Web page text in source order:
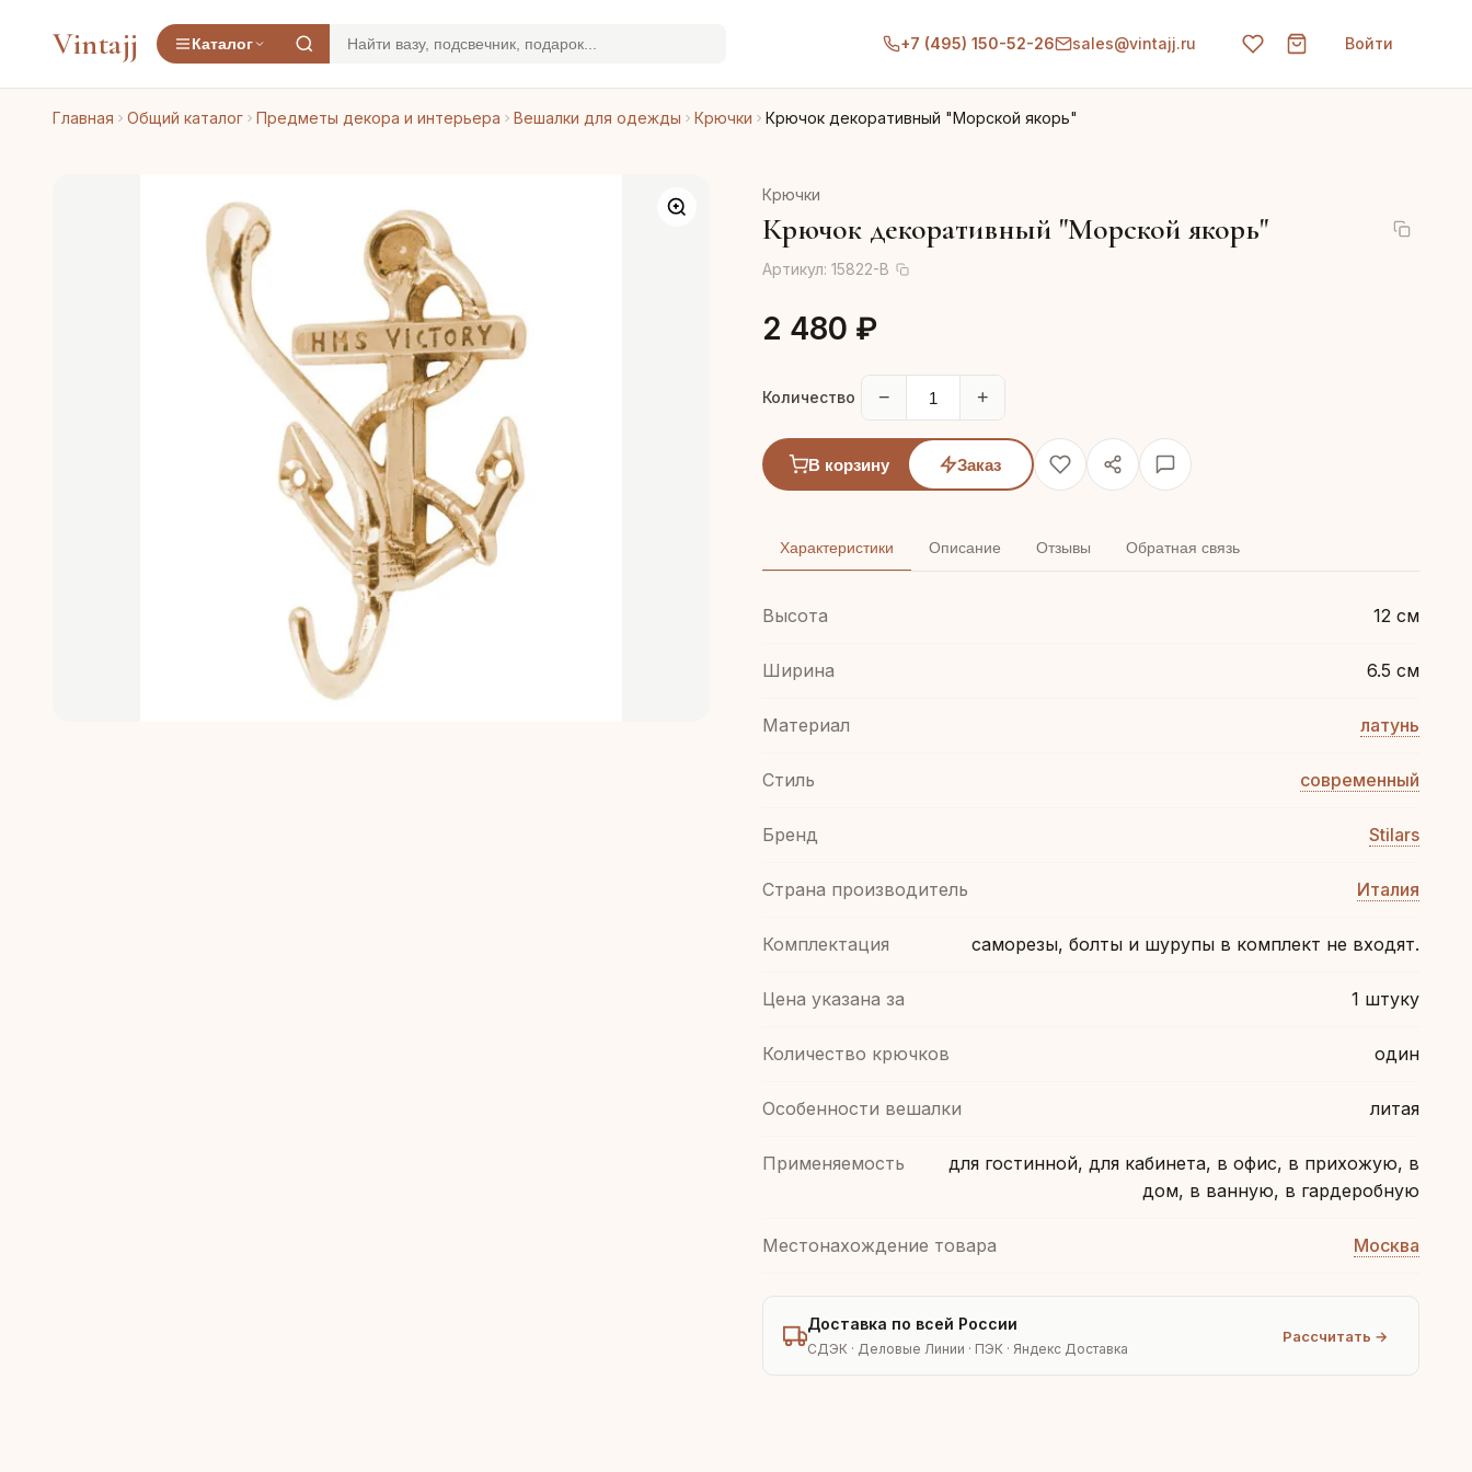
Vintajj Каталог +7 (495) 150-52-26 sales@vintajj.ru Войти
Главная Общий каталог Предметы декора и интерьера Вешалки для одежды Крючки Крючок декоративный "Морской якорь"
Крючки
Крючок декоративный "Морской якорь"
Артикул: 15822-В
2 480 ₽
Количество − +
В корзину Заказ
Характеристики Описание Отзывы Обратная связь
Высота 12 см
Ширина 6.5 см
Материал латунь
Стиль современный
Бренд Stilars
Страна производитель Италия
Комплектация саморезы, болты и шурупы в комплект не входят.
Цена указана за 1 штуку
Количество крючков один
Особенности вешалки литая
Применяемость
для гостинной, для кабинета, в офис, в прихожую, в
дом, в ванную, в гардеробную
Местонахождение товара Москва
Доставка по всей России
СДЭК · Деловые Линии · ПЭК · Яндекс Доставка
Рассчитать →